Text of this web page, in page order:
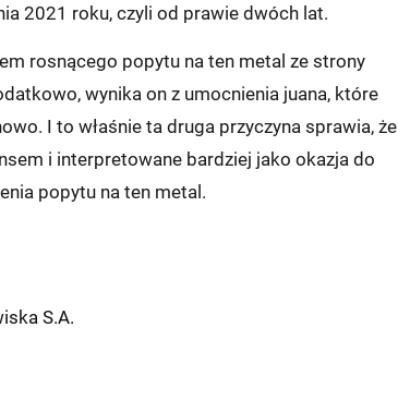
2021 roku, czyli od prawie dwóch lat.
rosnącego popytu na ten metal ze strony
wynika on z umocnienia juana, które
I to właśnie ta druga przyczyna sprawia, że
i interpretowane bardziej jako okazja do
popytu na ten metal.
S.A.